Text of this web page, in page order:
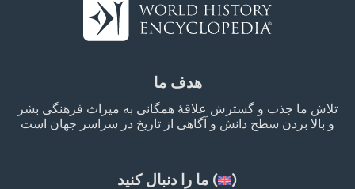
هدف ما
تلاش ما جذب و گسترش علاقۀ همگانی به میراث فرهنگی بشر
و بالا بردن سطح دانش و آگاهی از تاریخ در سراسر جهان است
ما را دنبال کنید ( )